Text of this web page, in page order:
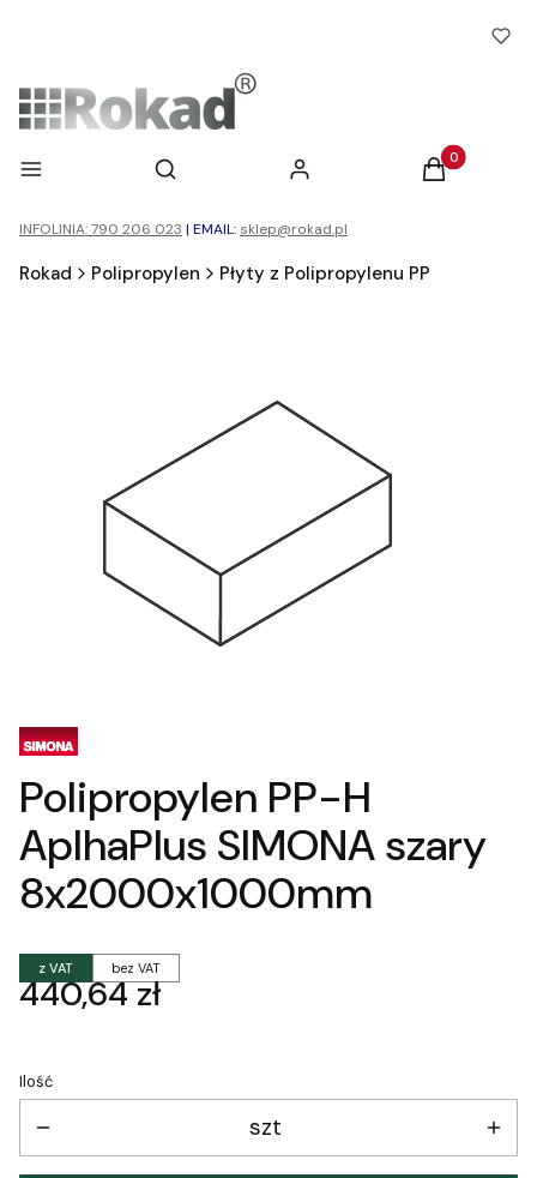
Menu Otwórz wyszukiwarkę
Szukaj Zaloguj się Produkty w
Koszyk
INFOLINIA: 790 206 023 | EMAIL: sklep@rokad.pl
Rokad Polipropylen Płyty z Polipropylenu PP
Polipropylen PP-H
AplhaPlus SIMONA szary
8x2000x1000mm
z VAT bez VAT
Cena
440,64 zł
Ilość
szt